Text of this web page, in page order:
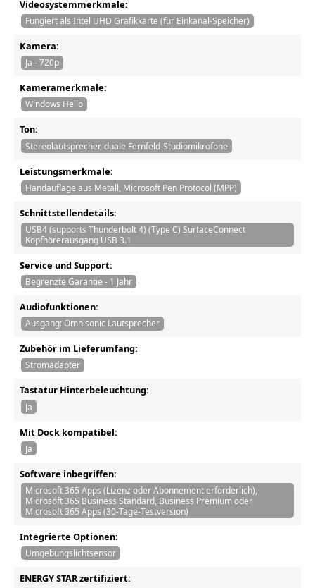
Videosystemmerkmale:
Fungiert als Intel UHD Grafikkarte (für Einkanal-Speicher)
Kamera:
Ja - 720p
Kameramerkmale:
Windows Hello
Ton:
Stereolautsprecher, duale Fernfeld-Studiomikrofone
Leistungsmerkmale:
Handauflage aus Metall, Microsoft Pen Protocol (MPP)
Schnittstellendetails:
USB4 (supports Thunderbolt 4) (Type C) SurfaceConnect
Kopfhörerausgang USB 3.1
Service und Support:
Begrenzte Garantie - 1 Jahr
Audiofunktionen:
Ausgang: Omnisonic Lautsprecher
Zubehör im Lieferumfang:
Stromadapter
Tastatur Hinterbeleuchtung:
Ja
Mit Dock kompatibel:
Ja
Software inbegriffen:
Microsoft 365 Apps (Lizenz oder Abonnement erforderlich),
Microsoft 365 Business Standard, Business Premium oder
Microsoft 365 Apps (30-Tage-Testversion)
Integrierte Optionen:
Umgebungslichtsensor
ENERGY STAR zertifiziert: